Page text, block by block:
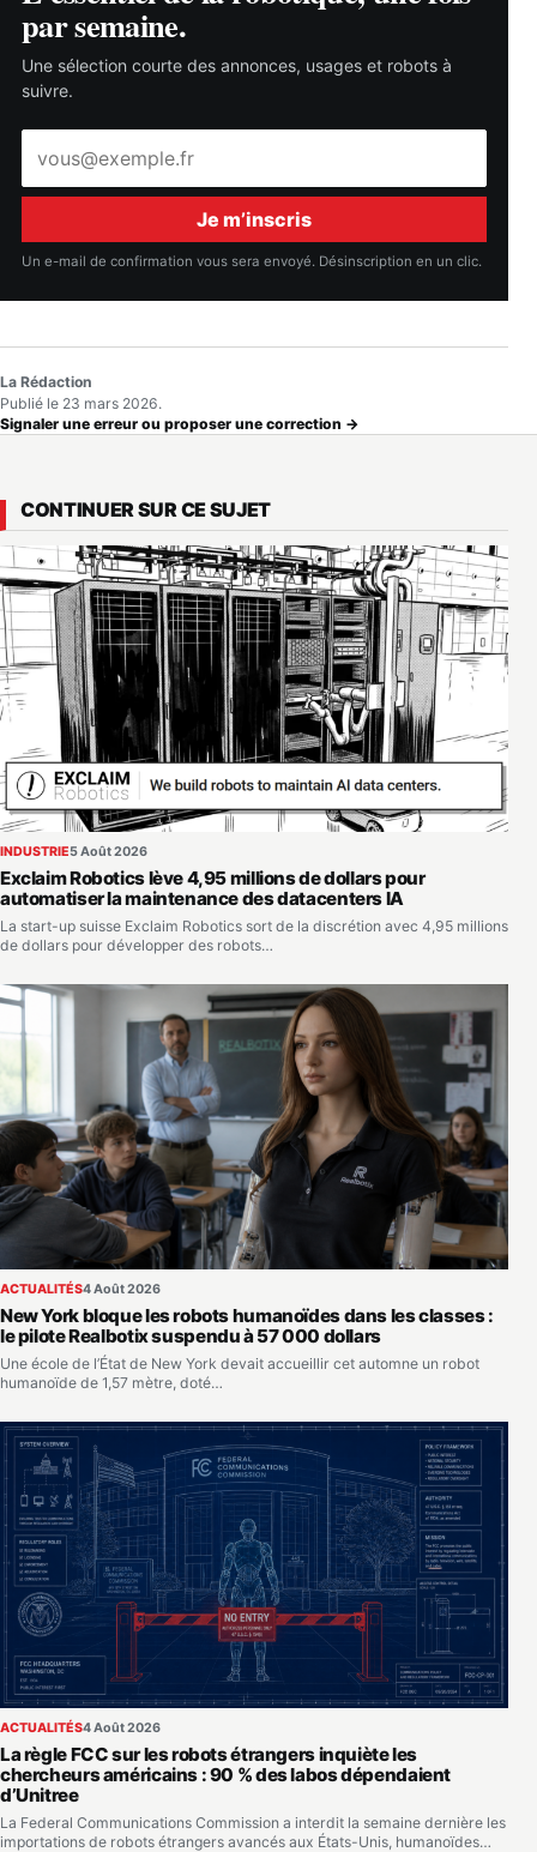
par semaine.
Une sélection courte des annonces, usages et robots à
suivre.
mail
Je m’inscris
Un e-mail de confirmation vous sera envoyé. Désinscription en un clic.
La Rédaction
Publié le 23 mars 2026.
Signaler une erreur ou proposer une correction →
CONTINUER SUR CE SUJET
INDUSTRIE5 Août 2026
Exclaim Robotics lève 4,95 millions de dollars pour
automatiser la maintenance des datacenters IA
La start-up suisse Exclaim Robotics sort de la discrétion avec 4,95 millions
de dollars pour développer des robots…
ACTUALITÉS4 Août 2026
New York bloque les robots humanoïdes dans les classes :
le pilote Realbotix suspendu à 57 000 dollars
Une école de l’État de New York devait accueillir cet automne un robot
humanoïde de 1,57 mètre, doté…
ACTUALITÉS4 Août 2026
La règle FCC sur les robots étrangers inquiète les
chercheurs américains : 90 % des labos dépendaient
d’Unitree
La Federal Communications Commission a interdit la semaine dernière les
importations de robots étrangers avancés aux États-Unis, humanoïdes…